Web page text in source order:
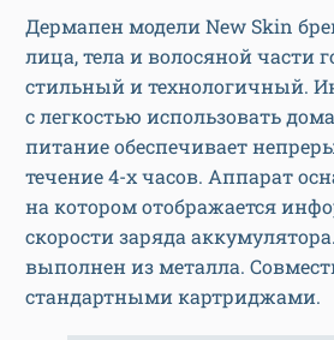
Дермапен модели New Skin
лица, тела и волосяной части
стильный и технологичный.
с легкостью использовать
питание обеспечивает
течение 4-х часов. Аппарат
на котором отображается
скорости заряда
выполнен из металла.
стандартными картриджами.